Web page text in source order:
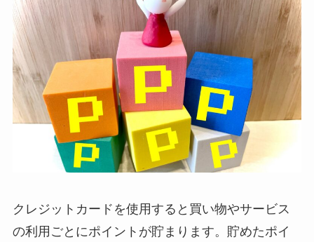
クレジットカードを使用すると買い物やサービス
の利用ごとにポイントが貯まります。貯めたポイ